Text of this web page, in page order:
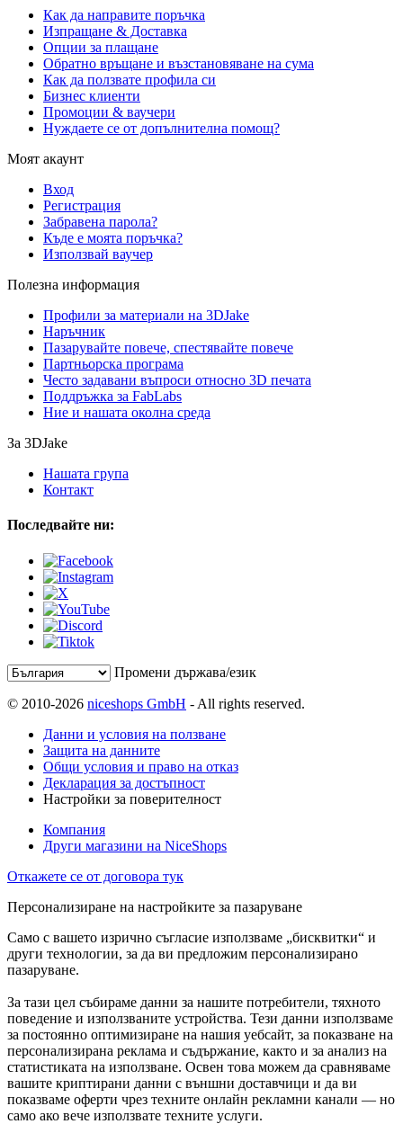
Как да направите поръчка
Изпращане & Доставка
Опции за плащане
Обратно връщане и възстановяване на сума
Как да ползвате профила си
Бизнес клиенти
Промоции & ваучери
Нуждаете се от допълнителна помощ?
Моят акаунт
Вход
Регистрация
Забравена парола?
Къде е моята поръчка?
Използвай ваучер
Полезна информация
Профили за материали на 3DJake
Наръчник
Пазарувайте повече, спестявайте повече
Партньорска програма
Често задавани въпроси относно 3D печата
Поддръжка за FabLabs
Ние и нашата околна среда
За 3DJake
Нашата група
Контакт
Последвайте ни:
Промени държава/език
© 2010-2026 niceshops GmbH - All rights reserved.
Данни и условия на ползване
Защита на данните
Общи условия и право на отказ
Декларация за достъпност
Настройки за поверителност
Компания
Други магазини на NiceShops
Откажете се от договора тук
Персонализиране на настройките за пазаруване
Само с вашето изрично съгласие използваме „бисквитки“ и
други технологии, за да ви предложим персонализирано
пазаруване.
За тази цел събираме данни за нашите потребители, тяхното
поведение и използваните устройства. Тези данни използваме
за постоянно оптимизиране на нашия уебсайт, за показване на
персонализирана реклама и съдържание, както и за анализ на
статистиката на използване. Освен това можем да сравняваме
вашите криптирани данни с външни доставчици и да ви
показваме оферти чрез техните онлайн рекламни канали — но
само ако вече използвате техните услуги.